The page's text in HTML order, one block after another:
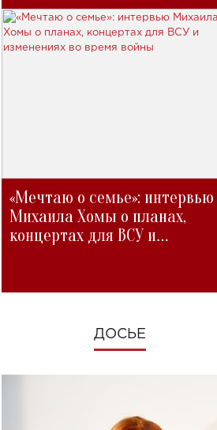
«Мечтаю о семье»: интервью
Михаила Хомы о планах,
концертах для ВСУ и
ДОСЬЕ